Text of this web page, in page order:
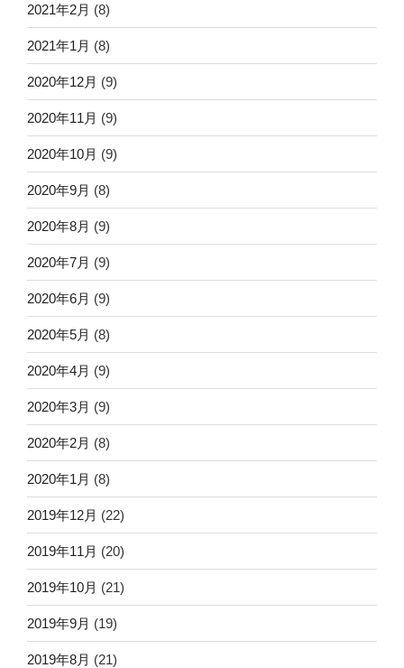
2021年2月 (8)
2021年1月 (8)
2020年12月 (9)
2020年11月 (9)
2020年10月 (9)
2020年9月 (8)
2020年8月 (9)
2020年7月 (9)
2020年6月 (9)
2020年5月 (8)
2020年4月 (9)
2020年3月 (9)
2020年2月 (8)
2020年1月 (8)
2019年12月 (22)
2019年11月 (20)
2019年10月 (21)
2019年9月 (19)
2019年8月 (21)